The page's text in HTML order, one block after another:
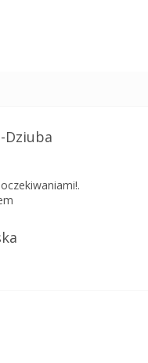
Dziuba
gwiazdek.
gwiazdek.